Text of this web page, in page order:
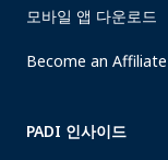
모바일 앱 다운로드
Become an Affiliate
PADI 인사이드